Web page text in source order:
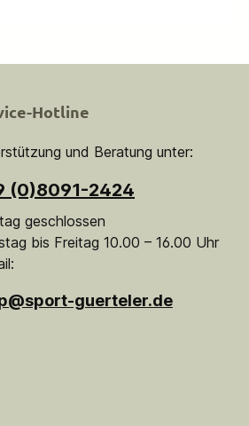
Hotline
und Beratung unter:
(0)8091-2424
geschlossen
bis Freitag 10.00 – 16.00 Uhr
guerteler.de